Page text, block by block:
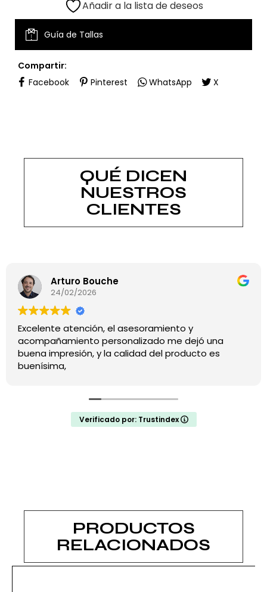
Añadir a la lista de deseos
Guía de Tallas
Compartir:
Facebook
Pinterest WhatsApp X
QUÉ DICEN
NUESTROS
CLIENTES
Arturo Bouche
24/02/2026
Excelente atención, el asesoramiento y
acompañamiento personalizado me dejó una
buena impresión, y la calidad del producto es
buenísima,
Verificado por: Trustindex
PRODUCTOS
RELACIONADOS